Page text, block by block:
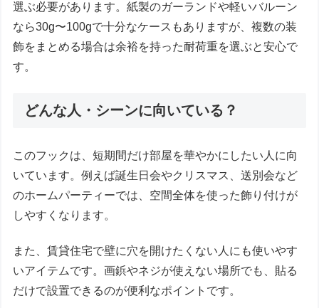
選ぶ必要があります。紙製のガーランドや軽いバルーン
なら30g〜100gで十分なケースもありますが、複数の装
飾をまとめる場合は余裕を持った耐荷重を選ぶと安心で
す。
どんな人・シーンに向いている？
このフックは、短期間だけ部屋を華やかにしたい人に向
いています。例えば誕生日会やクリスマス、送別会など
のホームパーティーでは、空間全体を使った飾り付けが
しやすくなります。
また、賃貸住宅で壁に穴を開けたくない人にも使いやす
いアイテムです。画鋲やネジが使えない場所でも、貼る
だけで設置できるのが便利なポイントです。